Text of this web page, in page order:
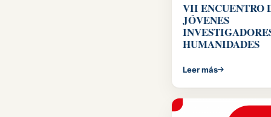
VII ENCUENTRO
JÓVENES
HUMANIDADES
Leer más